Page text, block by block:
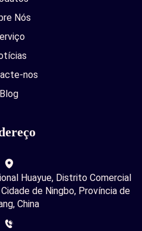
Nós
nos
Blog
Huayue, Distrito Comercial
de Ningbo, Província de
China